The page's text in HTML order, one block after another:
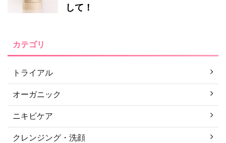
して！
カテゴリ
トライアル
オーガニック
ニキビケア
クレンジング・洗顔